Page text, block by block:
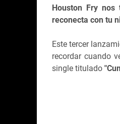
Houston Fry
reconecta con tu
Este tercer
recordar cuando
single titulado